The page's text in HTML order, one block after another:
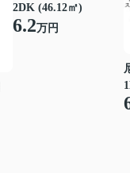
2DK (46.12㎡)
6.2万円